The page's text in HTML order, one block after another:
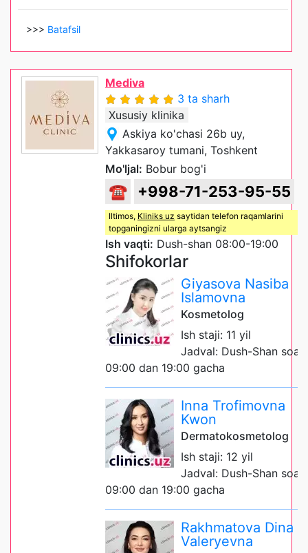
>>> Batafsil
Mediva
3 ta sharh
Xususiy klinika
Askiya ko'chasi 26b uy,
Yakkasaroy tumani, Toshkent
Mo'ljal: Bobur bog'i
☎ +998-71-253-95-55
Iltimos, Kliniks uz saytidan telefon raqamlarini
topganingizni ularga aytsangiz
Ish vaqti: Dush-shan 08:00-19:00
Shifokorlar
Giyasova Nasiba
Islamovna
Kosmetolog
Ish staji: 11 yil
Jadval: Dush-Shan soat
09:00 dan 19:00 gacha
Inna Trofimovna
Kwon
Dermatokosmetolog
Ish staji: 12 yil
Jadval: Dush-Shan soat
09:00 dan 19:00 gacha
Rakhmatova Dina
Valeryevna